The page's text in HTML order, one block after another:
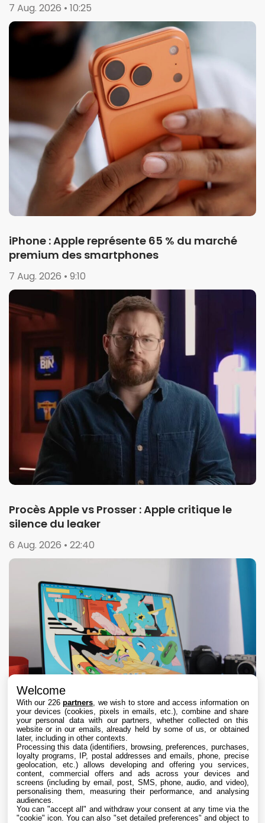
7 Aug. 2026 • 10:25
iPhone : Apple représente 65 % du marché
premium des smartphones
7 Aug. 2026 • 9:10
Procès Apple vs Prosser : Apple critique le
silence du leaker
6 Aug. 2026 • 22:40
Apple détaille la faille de sécurité bouchée
avec macOS 26.6.1, macOS 15.7.9 et macOS
14.8.9
6 Aug. 2026 • 20:58
Welcome
With our 226partners , we wish to store and access information on
your devices (cookies, pixels in emails, etc.), combine and share
your personal data with our partners, whether collected on this
website or in our emails, already held by some of us, or obtained
later, including in other contexts.
Processing this data (identifiers, browsing, preferences, purchases,
loyalty programs, IP, postal addresses and emails, phone, precise
geolocation, etc.) allows developing and offering you services,
content, commercial offers and ads across your devices and
screens (including by email, post, SMS, phone, audio, and video),
personalising them, measuring their performance, and analysing
audiences.
You can "accept all" and withdraw your consent at any time via the
"cookie" icon. You can also "set detailed preferences" and object to